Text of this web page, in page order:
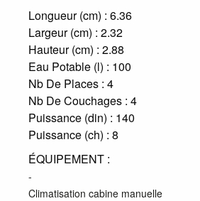
Longueur (cm) : 6.36
Largeur (cm) : 2.32
Hauteur (cm) : 2.88
Eau Potable (l) : 100
Nb De Places : 4
Nb De Couchages : 4
Puissance (din) : 140
Puissance (ch) : 8
ÉQUIPEMENT :
-
Climatisation cabine manuelle